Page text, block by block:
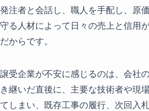
発注者と会話し、職人を手配し、原
守る人材によって日々の売上と信用
だからです。
譲受企業が不安に感じるのは、会社
き継いだ直後に、主要な技術者や現
てしまい、既存工事の履行、次回入